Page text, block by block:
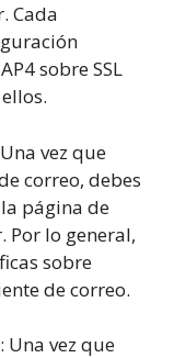
Cada
sobre SSL
vez que
correo, debes
página de
Por lo general,
sobre
de correo.
Una vez que